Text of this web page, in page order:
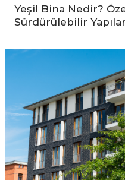
Yeşil Bina Nedir?
Sürdürülebilir Yapılar